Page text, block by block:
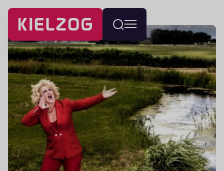
Navigatie
overslaan
Wissel
menu